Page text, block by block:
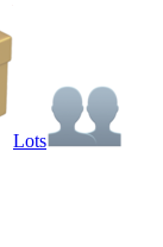
Lots